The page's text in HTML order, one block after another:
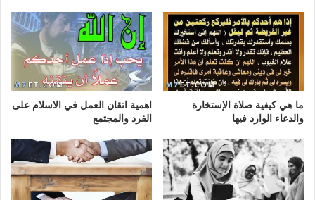
ما هي كيفية صلاة الإستخارة
والدعاء الوارد فيها
اهمية اتقان العمل في الاسلام على
الفرد والمجتمع